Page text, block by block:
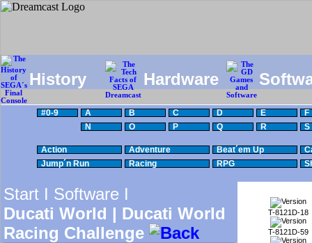
History Hardware
#0-9 A B C D E
F
N
O P Q R S
Action Adventure Beat´em Up
Jump´n Run
Racing RPG
Start I Software I
Ducati World | Ducati World
Racing Challenge
T-8121D-18
T-8121D-59